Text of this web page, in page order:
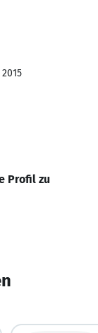
Profil zu